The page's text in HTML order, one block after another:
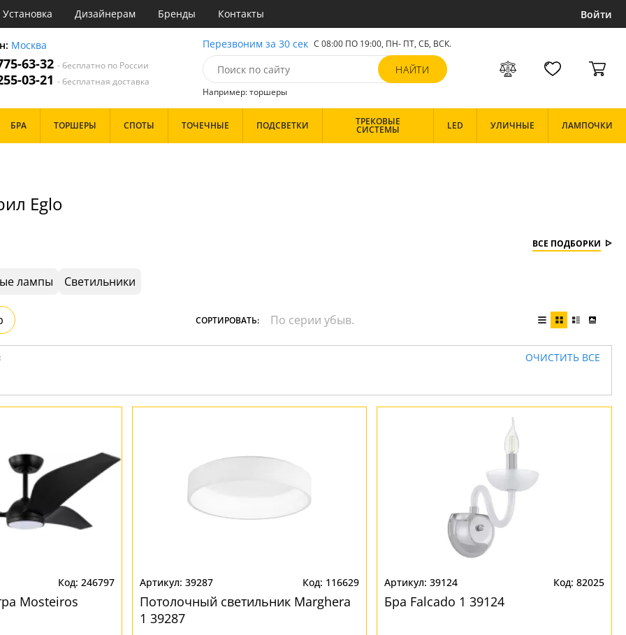
Установка Дизайнерам Бренды Контакты Войти
Москва
63-32- бесплатно по России
03-21- бесплатная доставка
Перезвоним за 30 сек С 08:00 ПО 19:00, ПН- ПТ, СБ, ВСК.
Например: торшеры
Черные
БРА ТОРШЕРЫ СПОТЫ ТОЧЕЧНЫЕ ПОДСВЕТКИ ТРЕКОВЫЕ
СИСТЕМЫ LED УЛИЧНЫЕ ЛАМПОЧКИ
Eglo
ВСЕ ПОДБОРКИ
лампы Светильники
СОРТИРОВАТЬ:
ОЧИСТИТЬ ВСЕ
246797
Mosteiros
39287 116629
Потолочный светильник Marghera
1 39287
39124 82025
Бра Falcado 1 39124